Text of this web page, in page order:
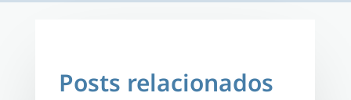
Posts relacionados